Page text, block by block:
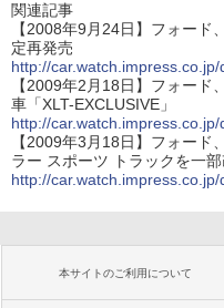
関連記事
【2008年9月24日】フォード
定再発売
http://
【2009年2月18日】フォード
車「XLT-EXCLUSIVE」
http://
【2009年3月18日】フォード
ラー スポーツ トラックを一部
http://
本サイトのご利用について